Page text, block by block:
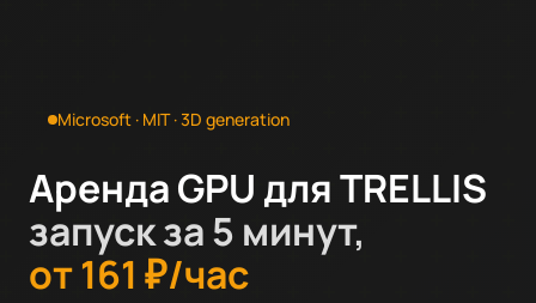
Microsoft · MIT · 3D generation
Аренда GPU для TRELLIS
запуск за 5 минут,
от 161 ₽/час